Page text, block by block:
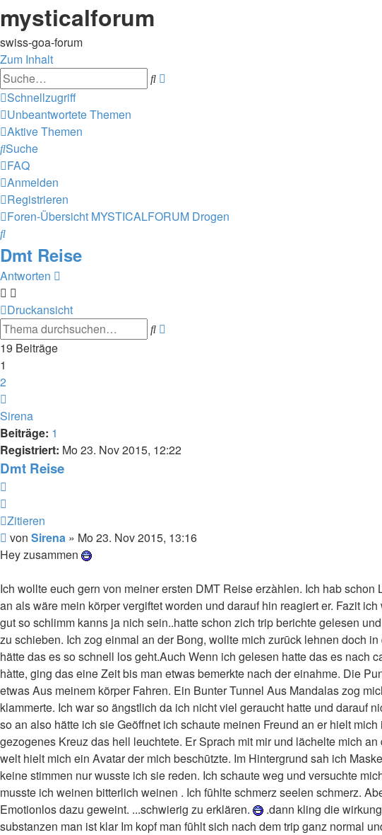
mysticalforum
swiss-goa-forum
Zum Inhalt
Suche
Schnellzugriff
Unbeantwortete Themen
Aktive Themen
Suche
FAQ
Anmelden
Registrieren
Foren-Übersicht MYSTICALFORUM Drogen
Suche
Dmt Reise
Antworten
Druckansicht
Suche
19 Beiträge
1
2
Sirena
Beiträge: 1
Registriert: Mo 23. Nov 2015, 12:22
Dmt Reise
Zitieren
Beitrag
von Sirena » Mo 23. Nov 2015, 13:16
Hey zusammen
Ich wollte euch gern von meiner ersten DMT Reise erzàhlen. Ich hab
an als wäre mein körper vergiftet worden und darauf hin reagiert er. Fazit
gut so schlimm kanns ja nich sein..hatte schon zich trip berichte gelesen
zu schieben. Ich zog einmal an der Bong, wollte mich zurūck lehnen doch
hätte das es so schnell los geht.Auch Wenn ich gelesen hatte das es
hàtte, ging das eine Zeit bis man etwas bemerkte nach der einahme. Die
etwas Aus meinem körper Fahren. Ein Bunter Tunnel Aus Mandalas zog
klammerte. Ich war so ängstlich da ich nicht viel geraucht hatte und darauf
so an also hätte ich sie Geöffnet ich schaute meinen Freund an er hielt
gezogenes Kreuz das hell leuchtete. Er Sprach mit mir und lächelte mich
welt hielt mich ein Avatar der mich beschūtzte. Im Hintergrund sah ich
keine stimmen nur wusste ich sie reden. Ich schaute weg und versuchte
musste ich weinen bitterlich weinen . Ich fūhlte schmerz seelen schmerz.
Emotionlos dazu geweint. ...schwierig zu erklären.
.dann kling die
substanzen man ist klar Im kopf man fūhlt sich nach dem trip ganz normal